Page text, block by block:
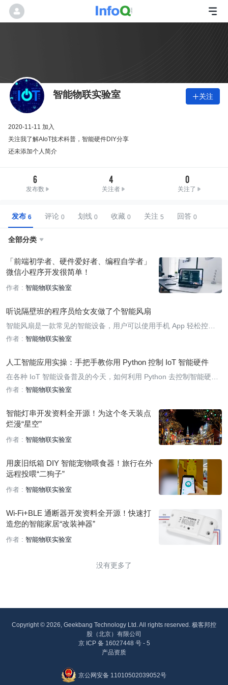
智能物联实验室 关注
2020-11-11 加入
关注我了解AIoT技术科普，智能硬件DIY分享
还未添加个人简介
6
发布数
4
关注者
0
关注了
发布 评论 划线 收藏 关注 回答
全部分类 
「前端初学者、硬件爱好者、编程自学者」
微信小程序开发很简单！
作者 : 智能物联实验室
听说隔壁班的程序员给女友做了个智能风扇
智能风扇是一款常见的智能设备，用户可以使用手机 App 轻松控制，
通过远程控制开关、风速、场景联动等来轻松创造出温暖、放松、舒
明治 BLDC 功能板，介绍如何快速开发一款安全性强的智能风扇
作者 : 智能物联实验室
人工智能应用实操：手把手教你用 Python 控制 IoT 智能硬件
在各种 IoT 智能设备普及的今天，如何利用 Python 去控制智能硬
件，实现一些功能演示呢？比如我们可以利用 Python 控制灯泡的开
作者 : 智能物联实验室
智能灯串开发资料全开源！为这个冬天装点
烂漫“星空”
作者 : 智能物联实验室
用废旧纸箱 DIY 智能宠物喂食器！旅行在外
远程投喂“二狗子”
作者 : 智能物联实验室
Wi-Fi+BLE 通断器开发资料全开源！快速打
造您的智能家居“改装神器”
作者 : 智能物联实验室
没有更多了
Copyright © 2026, Geekbang Technology Ltd. All rights reserved. 极客邦控
股（北京）有限公司
京 ICP 备 16027448 号 - 5
产品资质
京公网安备 11010502039052号